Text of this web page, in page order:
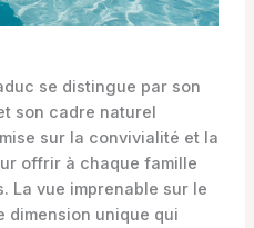
se distingue par son
son cadre naturel
sur la convivialité et la
offrir à chaque famille
La vue imprenable sur le
dimension unique qui